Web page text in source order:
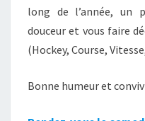
long de l’année, un
douceur et vous faire
(Hockey, Course,
Bonne humeur et